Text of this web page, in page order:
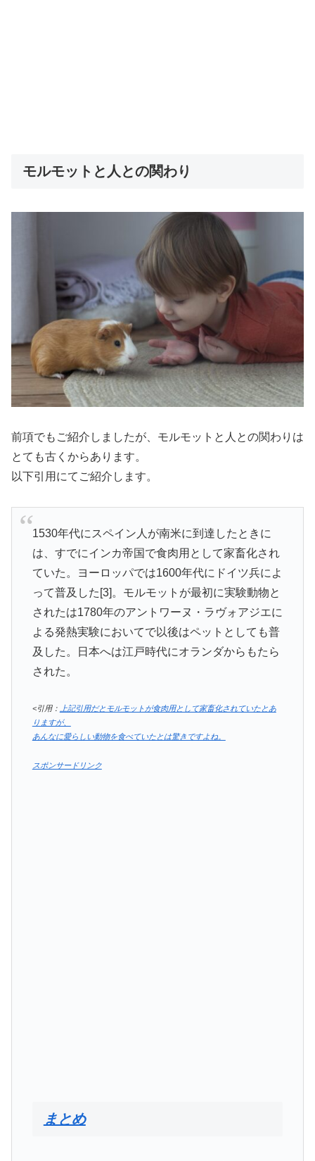
モルモットと人との関わり
前項でもご紹介しましたが、モルモットと人との関わりは
とても古くからあります。
以下引用にてご紹介します。
1530年代にスペイン人が南米に到達したときに
は、すでにインカ帝国で食肉用として家畜化され
ていた。ヨーロッパでは1600年代にドイツ兵によ
って普及した[3]。モルモットが最初に実験動物と
されたは1780年のアントワーヌ・ラヴォアジエに
よる発熱実験においてで以後はペットとしても普
及した。日本へは江戸時代にオランダからもたら
された。
<引用：
上記引用だとモルモットが食肉用として家畜化されていたとあ
りますが、
あんなに愛らしい動物を食べていたとは驚きですよね。
スポンサードリンク
まとめ